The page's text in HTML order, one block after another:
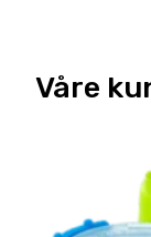
Våre